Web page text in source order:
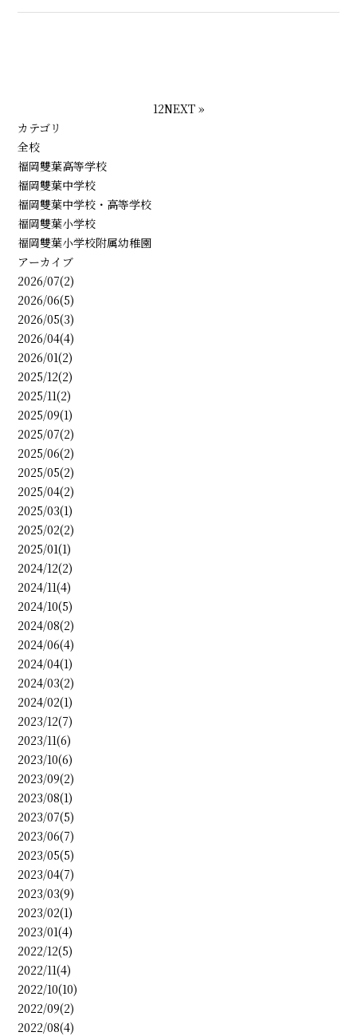
12NEXT »
カテゴリ
全校
福岡雙葉高等学校
福岡雙葉中学校
福岡雙葉中学校・高等学校
福岡雙葉小学校
福岡雙葉小学校附属幼稚園
アーカイブ
2026/07(2)
2026/06(5)
2026/05(3)
2026/04(4)
2026/01(2)
2025/12(2)
2025/11(2)
2025/09(1)
2025/07(2)
2025/06(2)
2025/05(2)
2025/04(2)
2025/03(1)
2025/02(2)
2025/01(1)
2024/12(2)
2024/11(4)
2024/10(5)
2024/08(2)
2024/06(4)
2024/04(1)
2024/03(2)
2024/02(1)
2023/12(7)
2023/11(6)
2023/10(6)
2023/09(2)
2023/08(1)
2023/07(5)
2023/06(7)
2023/05(5)
2023/04(7)
2023/03(9)
2023/02(1)
2023/01(4)
2022/12(5)
2022/11(4)
2022/10(10)
2022/09(2)
2022/08(4)